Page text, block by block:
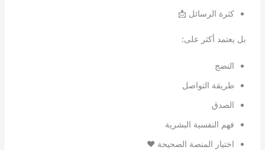
كثرة الرسائل 📩
بل يعتمد أكثر على:
النضج
طريقة التواصل
الصدق
فهم النفسية البشرية
اختيار المنصة الصحيحة ❤️